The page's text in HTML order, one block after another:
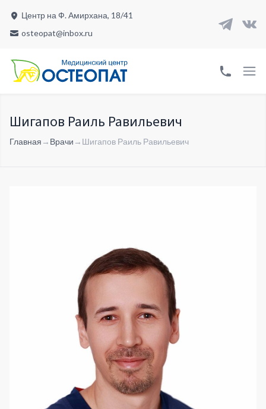
Центр на Ф. Амирхана, 18/41
osteopat@inbox.ru
Шигапов Раиль Равильевич
Главная → Врачи → Шигапов Раиль Равильевич